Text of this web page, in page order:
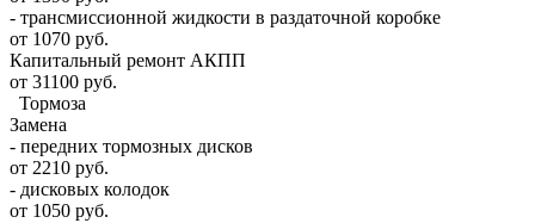
- трансмиссионной жидкости в раздаточной коробке
от 1070 руб.
Капитальный ремонт АКПП
от 31100 руб.
Тормоза
Замена
- передних тормозных дисков
от 2210 руб.
- дисковых колодок
от 1050 руб.